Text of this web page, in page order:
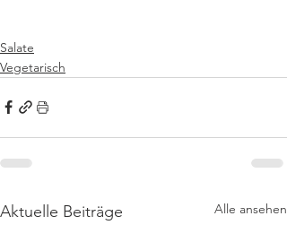
Salate
Vegetarisch
Aktuelle Beiträge Alle ansehen